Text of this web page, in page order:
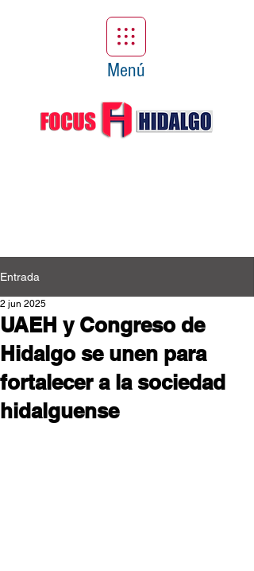
Menú
Entrada
UAEH y Congreso de
Hidalgo se unen para
fortalecer a la sociedad
hidalguense
2 jun 2025